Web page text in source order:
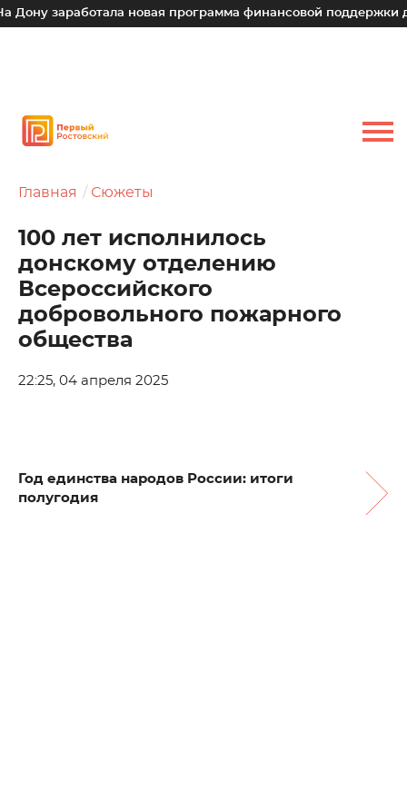
новая программа финансовой поддержки для
Главная Сюжеты
100 лет исполнилось
донскому отделению
Всероссийского
добровольного пожарного
общества
22:25, 04 апреля 2025
Год единства народов России: итоги
полугодия